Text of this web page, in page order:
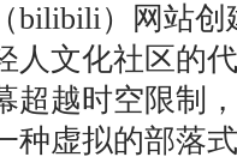
bilibili）网站创
人文化社区的
超越时空限制
种虚拟的部落